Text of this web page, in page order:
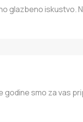
glazbeno iskustvo.
smo za vas